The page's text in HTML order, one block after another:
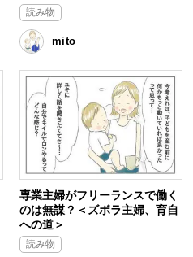
読み物
mito
専業主婦がフリーランスで働く
のは無謀？＜ズボラ主婦、育自
への道＞
読み物